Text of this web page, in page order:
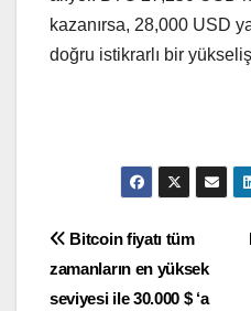
kazanırsa, 28,000 USD
doğru istikrarlı bir
Yazı
gezinmesi
Bitcoin fiyatı tüm
zamanların en yüksek
seviyesi ile 30.000 $ ‘a